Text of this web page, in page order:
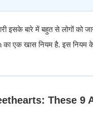
इसके बारे में बहुत से लोगों को
एक खास नियम है. इस नियम